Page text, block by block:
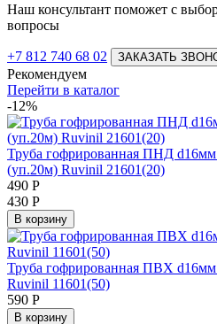
Наш консультант поможет с
вопросы
+7 812 740 68 02 ЗАКАЗАТЬ
Рекомендуем
Перейти в каталог
-12%
Труба гофрированная ПНД d16мм
(уп.20м) Ruvinil 21601(20)
490 Р
430 Р
В корзину
Труба гофрированная ПВХ d16мм
Ruvinil 11601(50)
590 Р
В корзину